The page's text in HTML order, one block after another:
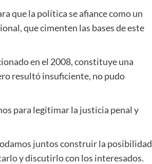
que la política se afiance como un
que cimenten las bases de este
en el 2008, constituye una
resultó insuficiente, no pudo
para legitimar la justicia penal y
juntos construir la posibilidad
y discutirlo con los interesados.